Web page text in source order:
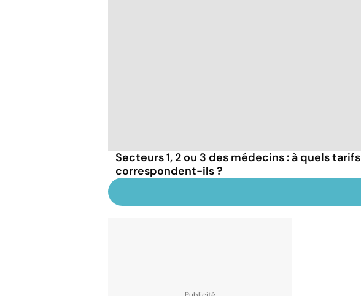
Secteurs 1, 2 ou 3 des médecins : à quels tarifs
correspondent-ils ?